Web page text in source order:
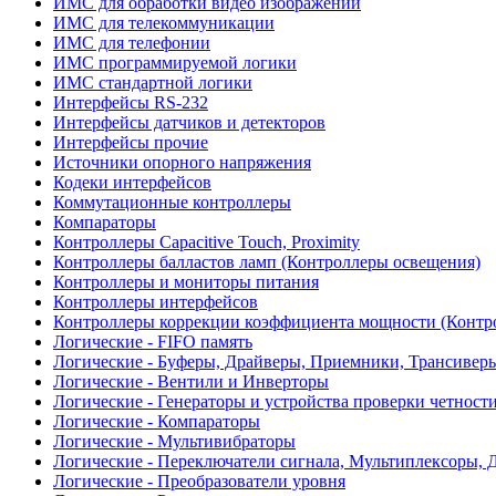
ИМС для телекоммуникации
ИМС для телефонии
ИМС программируемой логики
ИМС стандартной логики
Интерфейсы RS-232
Интерфейсы датчиков и детекторов
Интерфейсы прочие
Источники опорного напряжения
Кодеки интерфейсов
Коммутационные контроллеры
Компараторы
Контроллеры Capacitive Touch, Proximity
Контроллеры балластов ламп (Контроллеры освещения)
Контроллеры и мониторы питания
Контроллеры интерфейсов
Контроллеры коррекции коэффициента мощности
Логические - FIFO память
Логические - Буферы, Драйверы, Приемники,
Логические - Вентили и Инверторы
Логические - Генераторы и устройства проверки четности
Логические - Компараторы
Логические - Мультивибраторы
Логические - Переключатели сигнала, Мультиплексоры,
Логические - Преобразователи уровня